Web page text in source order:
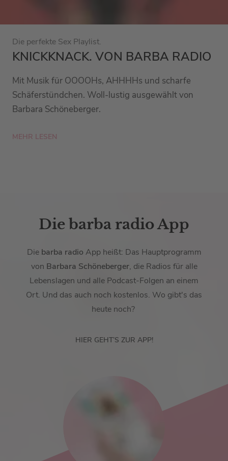
Die perfekte Sex Playlist.
KNICKKNACK. VON BARBA RADIO
Mit Musik für OOOOHs, AHHHHs und scharfe
Schäferstündchen. Woll-lustig ausgewählt von
Barbara Schöneberger.
MEHR LESEN
Die barba radio App
Die barba radio App heißt: Das Hauptprogramm
von Barbara Schöneberger, die Radios für alle
Lebenslagen und alle Podcast-Folgen an einem
Ort. Und das auch noch kostenlos. Wo gibt's das
heute noch?
HIER GEHT’S ZUR APP!